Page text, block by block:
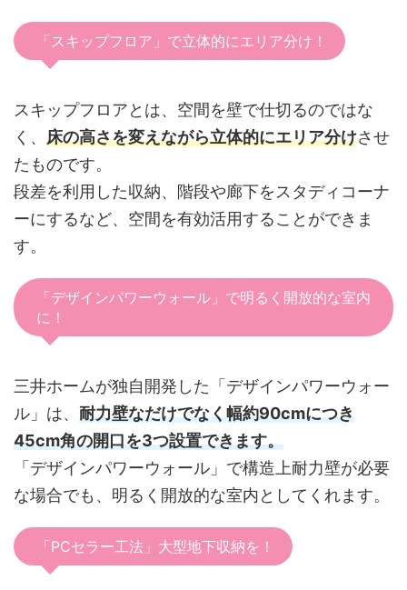
「スキップフロア」で立体的にエリア分け！
スキップフロアとは、空間を壁で仕切るのではな
く、 床の高さを変えながら立体的にエリア分けさせ
たものです。
段差を利用した収納、階段や廊下をスタディコーナ
ーにするなど、空間を有効活用することができま
す。
「デザインパワーウォール」で明るく開放的な室内
に！
三井ホームが独自開発した「デザインパワーウォー
ル」は、 耐力壁なだけでなく幅約90cmにつき
45cm角の開口を3つ設置できます。
「デザインパワーウォール」で構造上耐力壁が必要
な場合でも、明るく開放的な室内としてくれます。
「PCセラー工法」大型地下収納を！